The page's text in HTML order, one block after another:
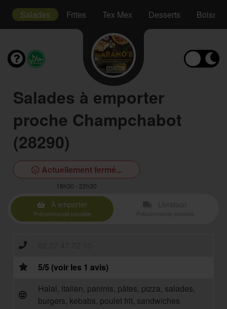
Salades Frites Tex Mex Desserts
Salades à emporter
proche Champchabot
(28290)
Actuellement fermé...
18h30 - 22h30
À emporter
Précommande possible
5/5 (voir les 1 avis)
Halal, italien, paninis, pâtes, pizza, salades,
burgers, kebabs, poulet frit, sandwiches